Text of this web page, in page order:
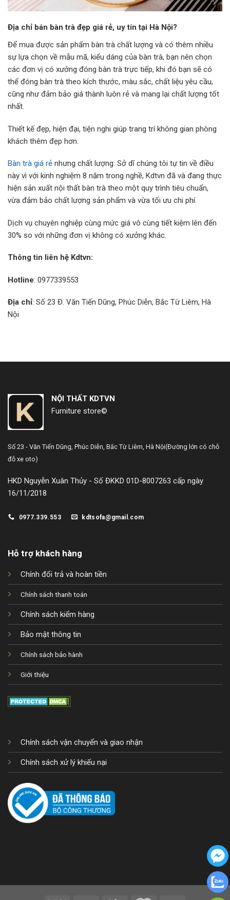
Địa chỉ bán bàn trà đẹp giá rẻ, uy tín tại Hà Nội?
Để mua được sản phẩm bàn trà chất lượng và có thêm nhiều
sự lựa chọn về mẫu mã, kiểu dáng của bàn trà, bạn nên chọn
các đơn vị có xưởng đóng bàn trà trực tiếp, khi đó bạn sẽ có
thể đóng bàn trà theo kích thước, màu sắc, chất liệu yêu cầu,
cũng như đảm bảo giá thành luôn rẻ và mang lại chất lượng tốt
nhất.
Thiết kế đẹp, hiện đại, tiện nghi giúp trang trí không gian phòng
khách thêm đẹp hơn.
Bàn trà giá rẻ nhưng chất lượng: Sở dĩ chúng tôi tự tin về điều
này vì với kinh nghiệm 8 năm trong nghề, Kdtvn đã và đang thực
hiện sản xuất nội thất bàn trà theo một quy trình tiêu chuẩn,
vừa đảm bảo chất lượng sản phẩm và vừa tối ưu chi phí.
Dịch vụ chuyên nghiệp cùng mức giá vô cùng tiết kiệm lên đến
30% so với những đơn vị không có xưởng khác.
Thông tin liên hệ Kdtvn:
Hotline: 0977339553
Địa chỉ: Số 23 Đ. Văn Tiến Dũng, Phúc Diễn, Bắc Từ Liêm, Hà
Nội
NỘI THẤT KDTVN
Furniture store©
Số 23 - Văn Tiến Dũng, Phúc Diễn, Bắc Từ Liêm, Hà Nội(Đường lớn có chỗ
đỗ xe oto)
HKD Nguyễn Xuân Thủy - Số ĐKKD 01D-8007263 cấp ngày
16/11/2018
0977.339.553 kdtsofa@gmail.com
Hỗ trợ khách hàng
Chính đổi trả và hoàn tiền
Chính sách thanh toán
Chính sách kiểm hàng
Bảo mật thông tin
Chính sách bảo hành
Giới thiệu
Chính sách vận chuyển và giao nhận
Chính sách xử lý khiếu nại